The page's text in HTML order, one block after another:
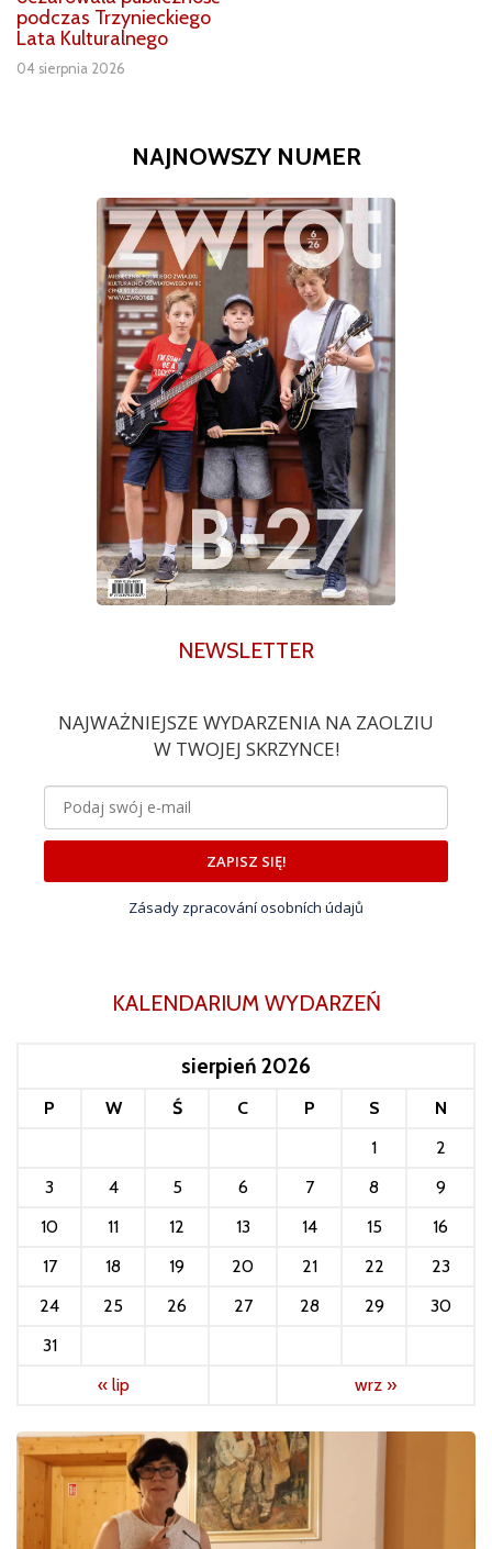
podczas Trzynieckiego
Lata Kulturalnego
04 sierpnia 2026
NAJNOWSZY NUMER
NEWSLETTER
NAJWAŻNIEJSZE WYDARZENIA NA ZAOLZIU
W TWOJEJ SKRZYNCE!
ZAPISZ SIĘ!
Zásady zpracování osobních údajů
KALENDARIUM WYDARZEŃ
sierpień 2026
P W Ś C P S
N
1
2
3
4 5 6 7 8
9
10
11 12 13 14 15
16
17
18 19 20 21 22
23
24
25 26 27 28 29
30
31
« lip
wrz »